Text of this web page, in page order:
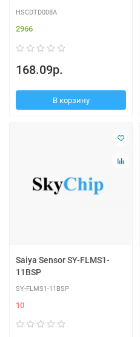
HSCDTD008A
2966
168.09р.
В корзину
Saiya Sensor SY-FLMS1-
11BSP
SY-FLMS1-11BSP
10